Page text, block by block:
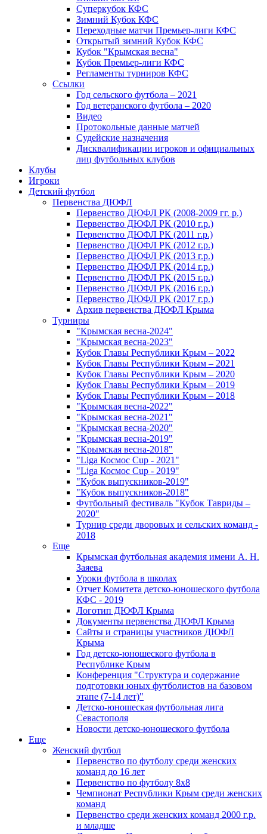
Суперкубок КФС
Зимний Кубок КФС
Переходные матчи Премьер-лиги КФС
Открытый зимний Кубок КФС
Кубок "Крымская весна"
Кубок Премьер-лиги КФС
Регламенты турниров КФС
Ссылки
Год сельского футбола – 2021
Год ветеранского футбола – 2020
Видео
Протокольные данные матчей
Судейские назначения
Дисквалификации игроков и официальных
лиц футбольных клубов
Клубы
Игроки
Детский футбол
Первенства ДЮФЛ
Первенство ДЮФЛ РК (2008-2009 гг. р.)
Первенство ДЮФЛ РК (2010 г.р.)
Первенство ДЮФЛ РК (2011 г.р.)
Первенство ДЮФЛ РК (2012 г.р.)
Первенство ДЮФЛ РК (2013 г.р.)
Первенство ДЮФЛ РК (2014 г.р.)
Первенство ДЮФЛ РК (2015 г.р.)
Первенство ДЮФЛ РК (2016 г.р.)
Первенство ДЮФЛ РК (2017 г.р.)
Архив первенства ДЮФЛ Крыма
Турниры
"Крымская весна-2024"
"Крымская весна-2023"
Кубок Главы Республики Крым – 2022
Кубок Главы Республики Крым – 2021
Кубок Главы Республики Крым – 2020
Кубок Главы Республики Крым – 2019
Кубок Главы Республики Крым – 2018
"Крымская весна-2022"
"Крымская весна-2021"
"Крымская весна-2020"
"Крымская весна-2019"
"Крымская весна-2018"
"Liga Космос Cup - 2021"
"Liga Космос Cup - 2019"
"Кубок выпускников-2019"
"Кубок выпускников-2018"
Футбольный фестиваль "Кубок Тавриды –
2020"
Турнир среди дворовых и сельских команд -
2018
Еще
Крымская футбольная академия имени А. Н.
Заяева
Уроки футбола в школах
Отчет Комитета детско-юношеского футбола
КФС - 2019
Логотип ДЮФЛ Крыма
Документы первенства ДЮФЛ Крыма
Сайты и страницы участников ДЮФЛ
Крыма
Год детско-юношеского футбола в
Республике Крым
Конференция "Структура и содержание
подготовки юных футболистов на базовом
этапе (7-14 лет)"
Детско-юношеская футбольная лига
Севастополя
Новости детско-юношеского футбола
Еще
Женский футбол
Первенство по футболу среди женских
команд до 16 лет
Первенство по футболу 8х8
Чемпионат Республики Крым среди женских
команд
Первенство среди женских команд 2000 г.р.
и младше